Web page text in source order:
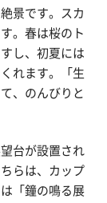
景です。スカ
。春は桜のト
し、初夏には
れます。「生
、のんびりと
台が設置され
らは、カップ
「鐘の鳴る展